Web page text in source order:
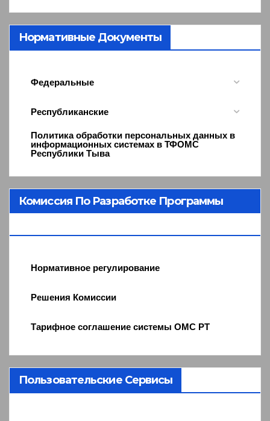
Нормативные Документы
Федеральные
Республиканские
Политика обработки персональных данных в
информационных системах в ТФОМС
Республики Тыва
Комиссия По Разработке Программы
Нормативное регулирование
Решения Комиссии
Тарифное соглашение системы ОМС РТ
Пользовательские Сервисы